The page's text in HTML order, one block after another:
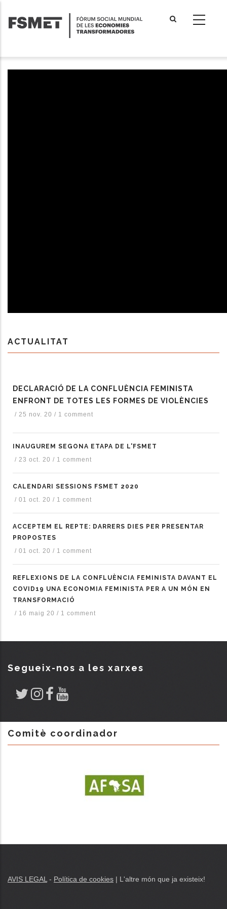
contingut
ACTUALITAT
DECLARACIÓ DE LA CONFLUÈNCIA FEMINISTA
ENFRONT DE TOTES LES FORMES DE VIOLÈNCIES
/ 25 nov. 20 / 1 comment
INAUGUREM SEGONA ETAPA DE L'FSMET
/ 23 oct. 20 / 1 comment
CALENDARI SESSIONS FSMET 2020
/ 01 oct. 20 / 1 comment
ACCEPTEM EL REPTE: DARRERS DIES PER PRESENTAR
PROPOSTES
/ 01 oct. 20 / 1 comment
REFLEXIONS DE LA CONFLUÈNCIA FEMINISTA DAVANT EL
COVID19 UNA ECONOMIA FEMINISTA PER A UN MÓN EN
TRANSFORMACIÓ
/ 16 maig 20 / 1 comment
Segueix-nos a les xarxes
Comitè coordinador
AVIS LEGAL - Política de cookies | L'altre món que ja existeix!